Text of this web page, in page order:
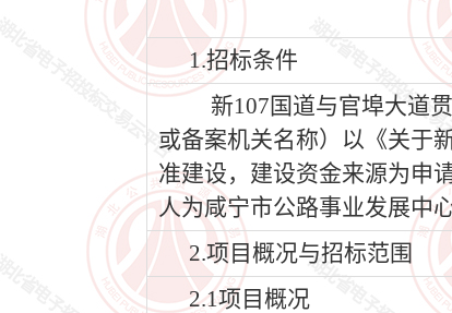
1.招标条件
新107国道与官埠大道
或备案机关名称）以《关于
准建设，建设资金来源为申
人为咸宁市公路事业发展中
2.项目概况与招标范围
2.1项目概况